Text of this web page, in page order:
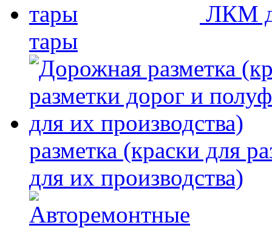
ЛКМ
тары
разметка (краски для
для их производства)